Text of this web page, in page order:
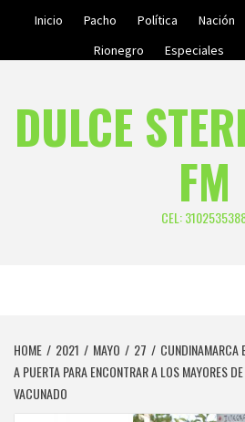
Inicio Pacho Política Nación
Rionegro
Especiales
DULCE
FM
CEL:
HOME 2021 MAYO 27
CUNDINAMARCA
A PUERTA PARA ENCONTRAR A LOS MAYORES
VACUNADO